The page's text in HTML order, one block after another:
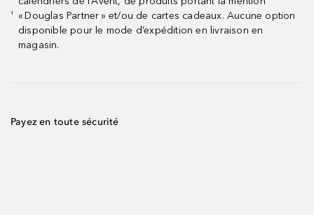
¹
« Douglas Partner » et/ou de cartes cadeaux. Aucune option
disponible pour le mode d’expédition en livraison en
magasin.
Payez en toute sécurité